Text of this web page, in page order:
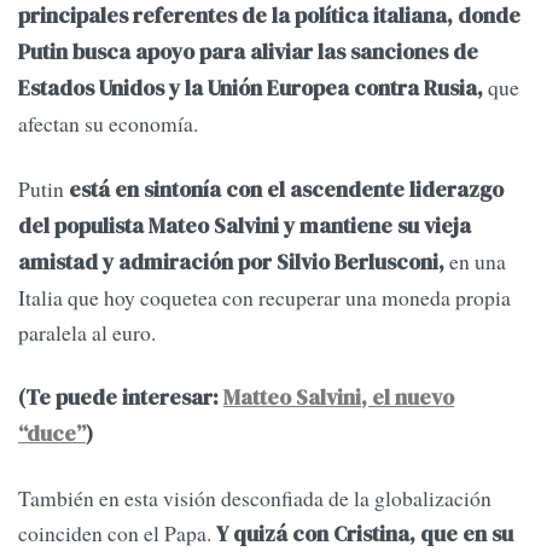
principales referentes de la política italiana, donde
Putin busca apoyo para aliviar las sanciones de
Estados Unidos y la Unión Europea contra Rusia,que
afectan su economía.
Putin está en sintonía con el ascendente liderazgo
del populista Mateo Salvini y mantiene su vieja
amistad y admiración por Silvio Berlusconi,en una
Italia que hoy coquetea con recuperar una moneda propia
paralela al euro.
(Te puede interesar:Matteo Salvini, el nuevo
“duce”)
También en esta visión desconfiada de la globalización
coinciden con el Papa. Y quizá con Cristina, que en su